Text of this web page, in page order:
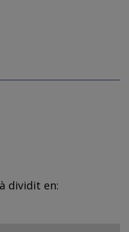
dividit en: